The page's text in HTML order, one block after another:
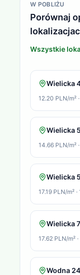
W POBLIŻU
Porównaj
Wszystkie
Wielicka
12.20 PLN/m² ·
Wielicka
14.66 PLN/m² ·
Wielicka
17.19 PLN/m² ·
Wielicka
17.62 PLN/m² ·
Wodna